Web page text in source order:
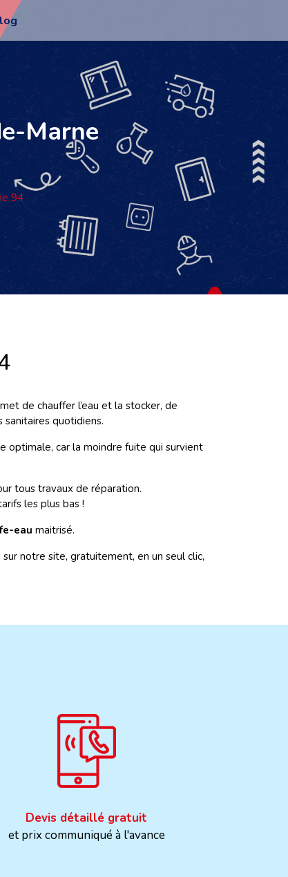
Marne
94
de chauffer l’eau et la stocker, de
quotidiens.
optimale, car la moindre fuite qui survient
tous travaux de réparation.
les plus bas !
eau maitrisé.
notre site, gratuitement, en un seul clic,
Devis détaillé gratuit
et prix communiqué à l'avance